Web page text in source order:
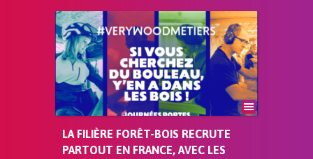
LA FILIÈRE FORÊT-BOIS RECRUTE
PARTOUT EN FRANCE, AVEC LES